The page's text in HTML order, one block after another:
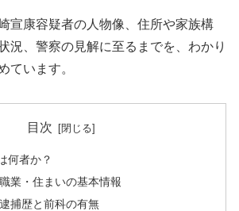
宣康容疑者の人物像、住所や家族構
況、警察の見解に至るまでを、わかり
ています。
目次
何者か？
業・住まいの基本情報
捕歴と前科の有無